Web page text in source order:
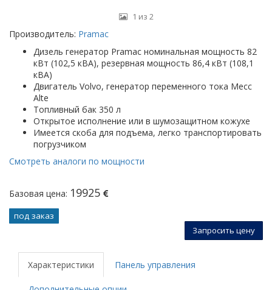
1 из 2
Производитель: Pramac
Дизель генератор Pramac номинальная мощность 82
кВт (102,5 кВА), резервная мощность 86,4 кВт (108,1
кВА)
Двигатель Volvo, генератор переменного тока Mecc
Alte
Топливный бак 350 л
Открытое исполнение или в шумозащитном кожухе
Имеется скоба для подъема, легко транспортировать
погрузчиком
Смотреть аналоги по мощности
Базовая цена: 19925
под заказ
Запросить цену
Характеристики Панель управления